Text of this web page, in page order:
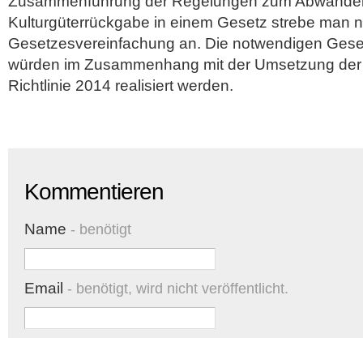
Kulturgüterrückgabe in einem Gesetz strebe man
Gesetzesvereinfachung an. Die notwendigen
würden im Zusammenhang mit der Umsetzung
Richtlinie 2014 realisiert werden.
Kommentieren
Name - benötigt
Email - benötigt, wird nicht veröffentlicht.